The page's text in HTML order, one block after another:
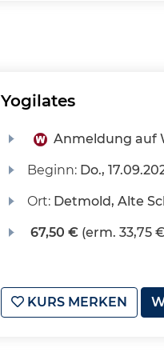
Yogilates
Anmeldung auf
Beginn: Do.,
Ort: Detmold, Alte
67,50 €(erm. 33,75
KURS MERKEN